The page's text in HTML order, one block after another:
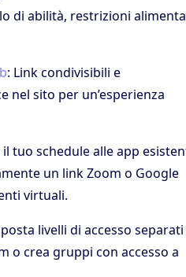
di abilità, restrizioni
: Link condivisibili e
nel sito per un’esperienza
il tuo schedule alle app
un link Zoom o Google
virtuali.
livelli di accesso separati
o crea gruppi con accesso a